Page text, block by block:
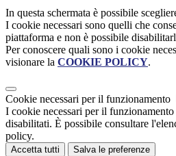
In questa schermata è possibile
I cookie necessari sono quelli che
piattaforma e non è possibile
Per conoscere quali sono i cookie
visionare la COOKIE POLICY.
Cookie necessari per il funzionamento
I cookie necessari per il funzionamento
disabilitati. È possibile consultare
policy.
Accetta tutti Salva le preferenze